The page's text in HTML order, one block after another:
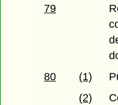
79
80
(1)
(2)